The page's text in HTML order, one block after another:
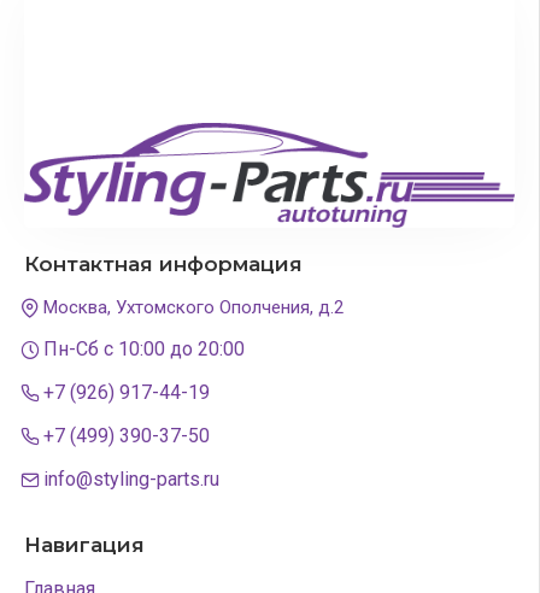
Контактная информация
Москва, Ухтомского Ополчения, д.2
Пн-Сб с 10:00 до 20:00
+7 (926) 917-44-19
+7 (499) 390-37-50
info@styling-parts.ru
Навигация